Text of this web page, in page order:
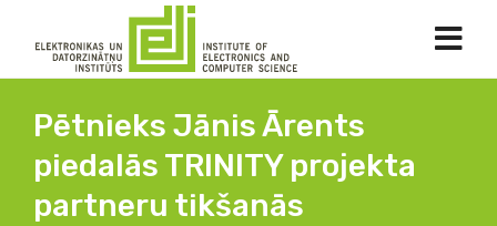
Pētnieks Jānis Ārents
piedalās TRINITY projekta
partneru tikšanās